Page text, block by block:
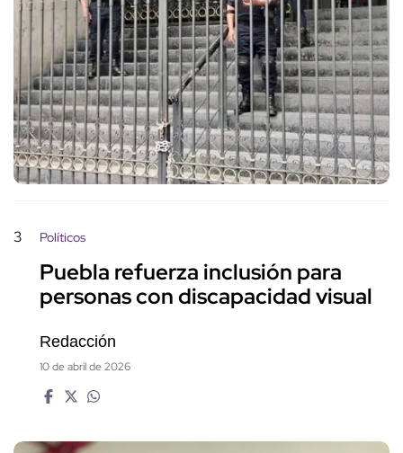
3 Políticos
Puebla refuerza inclusión para
personas con discapacidad visual
Redacción
10 de abril de 2026